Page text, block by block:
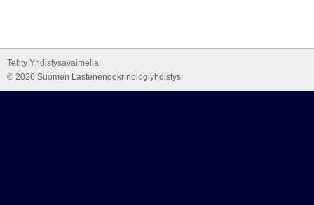
Tehty Yhdistysavaimella
© 2026 Suomen Lastenendokrinologiyhdistys